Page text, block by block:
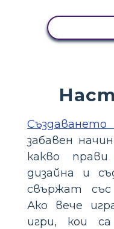
забавен
какво
дизайна и
свържат със
Ако вече
игри, кои